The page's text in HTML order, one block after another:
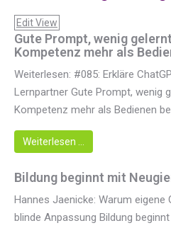
Edit View
Gute Prompt, wenig
Kompetenz mehr als
Weiterlesen: #085: Erkläre
Lernpartner Gute Prompt, wenig
Kompetenz mehr als Bedienen
Weiterlesen …
Bildung beginnt mit
Hannes Jaenicke: Warum eigene
blinde Anpassung Bildung